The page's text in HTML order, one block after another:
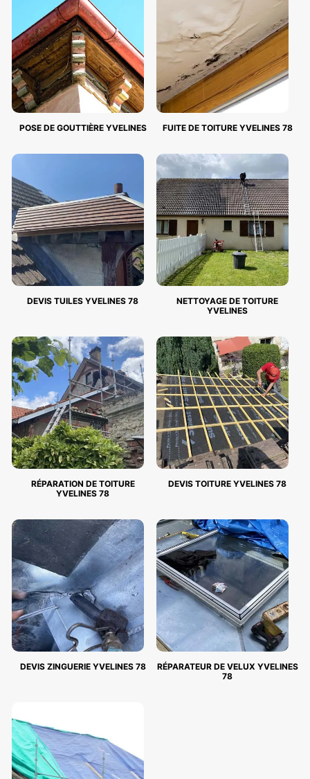
POSE DE GOUTTIÈRE YVELINES FUITE DE TOITURE YVELINES 78
DEVIS TUILES YVELINES 78
NETTOYAGE DE TOITURE
YVELINES
RÉPARATION DE TOITURE
YVELINES 78
DEVIS TOITURE YVELINES 78
DEVIS ZINGUERIE YVELINES 78
RÉPARATEUR DE VELUX YVELINES
78